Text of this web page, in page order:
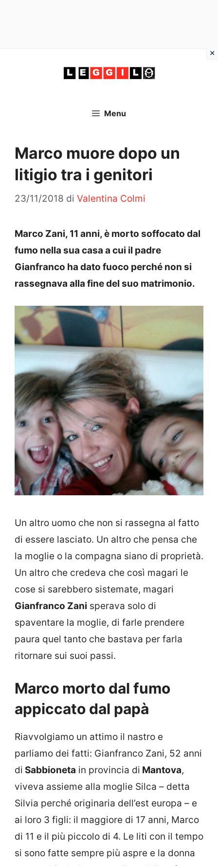
Menu
Marco muore dopo un
litigio tra i genitori
23/11/2018 di Valentina Colmi
Marco Zani, 11 anni, è morto soffocato dal
fumo nella sua casa a cui il padre
Gianfranco ha dato fuoco perché non si
rassegnava alla fine del suo matrimonio.
Un altro uomo che non si rassegna al fatto
di essere lasciato. Un altro che pensa che
la moglie o la compagna siano di proprietà.
Un altro che credeva che così magari le
cose si sarebbero sistemate, magari
Gianfranco Zani sperava solo di
spaventare la moglie, di farle prendere
paura quel tanto che bastava per farla
ritornare sui suoi passi.
Marco morto dal fumo
appiccato dal papà
Riavvolgiamo un attimo il nastro e
parliamo dei fatti: Gianfranco Zani, 52 anni
di Sabbioneta in provincia di Mantova,
viveva assieme alla moglie Silca – detta
Silvia perché originaria dell’est europa – e
ai loro 3 figli: il maggiore di 17 anni, Marco
di 11 e il più piccolo di 4. Le liti con il tempo
si sono fatte sempre più aspre e la donna